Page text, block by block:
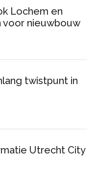
Lochem en
voor nieuwbouw
twistpunt in
Utrecht City